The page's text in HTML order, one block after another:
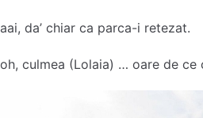
chiar ca parca-i retezat.
(Lolaia) … oare de ce